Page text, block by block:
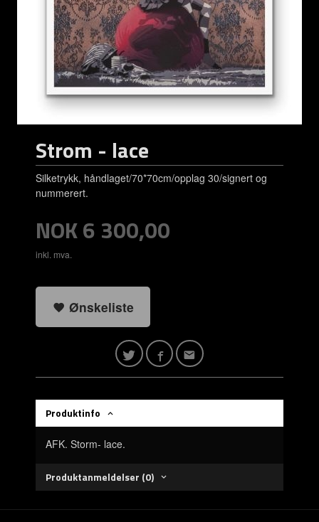
Strom - lace
Silketrykk, håndlaget/70*70cm/opplag 30/signert og
nummerert.
Pris
NOK6 300,00
inkl. mva.
Ønskeliste
Produktinfo
AFK. Storm- lace.
Produktanmeldelser (0)